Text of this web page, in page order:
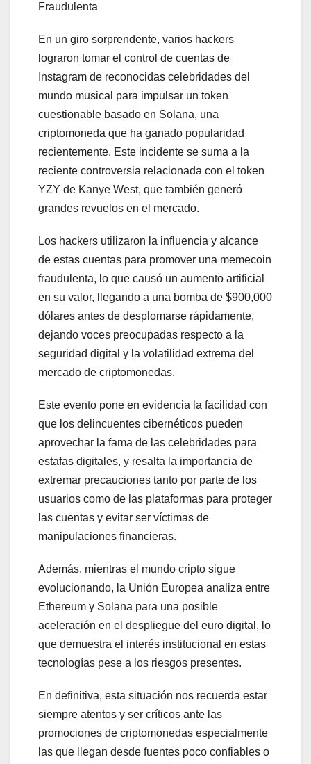
Fraudulenta
En un giro sorprendente, varios hackers
lograron tomar el control de cuentas de
Instagram de reconocidas celebridades del
mundo musical para impulsar un token
cuestionable basado en Solana, una
criptomoneda que ha ganado popularidad
recientemente. Este incidente se suma a la
reciente controversia relacionada con el token
YZY de Kanye West, que también generó
grandes revuelos en el mercado.
Los hackers utilizaron la influencia y alcance
de estas cuentas para promover una memecoin
fraudulenta, lo que causó un aumento artificial
en su valor, llegando a una bomba de $900,000
dólares antes de desplomarse rápidamente,
dejando voces preocupadas respecto a la
seguridad digital y la volatilidad extrema del
mercado de criptomonedas.
Este evento pone en evidencia la facilidad con
que los delincuentes cibernéticos pueden
aprovechar la fama de las celebridades para
estafas digitales, y resalta la importancia de
extremar precauciones tanto por parte de los
usuarios como de las plataformas para proteger
las cuentas y evitar ser víctimas de
manipulaciones financieras.
Además, mientras el mundo cripto sigue
evolucionando, la Unión Europea analiza entre
Ethereum y Solana para una posible
aceleración en el despliegue del euro digital, lo
que demuestra el interés institucional en estas
tecnologías pese a los riesgos presentes.
En definitiva, esta situación nos recuerda estar
siempre atentos y ser críticos ante las
promociones de criptomonedas especialmente
las que llegan desde fuentes poco confiables o